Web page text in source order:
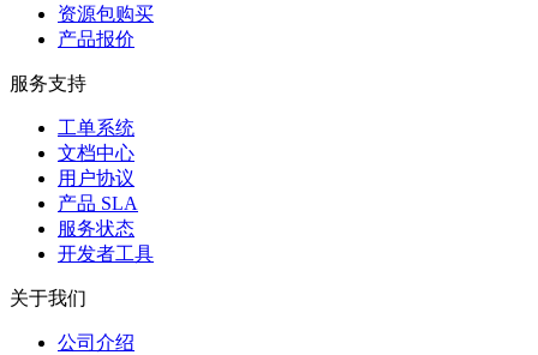
资源包购买
产品报价
服务支持
工单系统
文档中心
用户协议
产品 SLA
服务状态
开发者工具
关于我们
公司介绍